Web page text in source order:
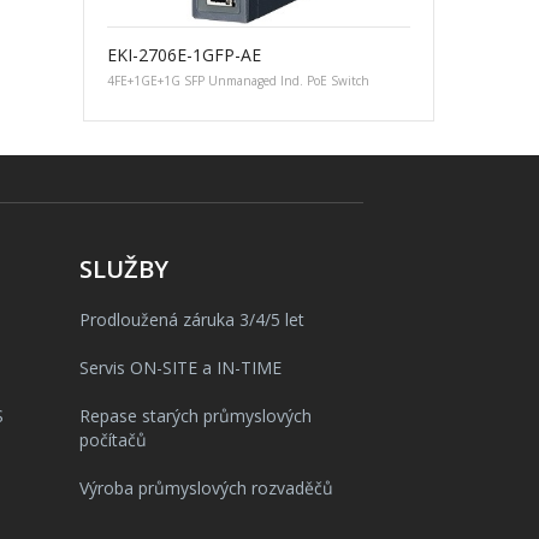
EKI-2706E-1GFP-AE
4FE+1GE+1G SFP Unmanaged Ind. PoE Switch
SLUŽBY
Prodloužená záruka 3/4/5 let
Servis ON-SITE a IN-TIME
Repase starých průmyslových
počítačů
Výroba průmyslových rozvaděčů